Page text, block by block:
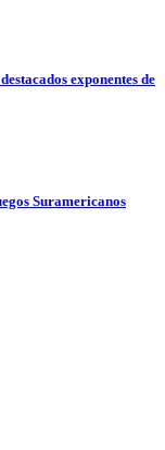
exponentes de
Suramericanos